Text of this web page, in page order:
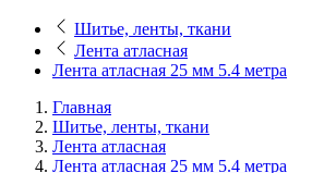
Шитье, ленты, ткани
Лента атласная
Лента атласная 25 мм 5.4 метра
Главная
Шитье, ленты, ткани
Лента атласная
Лента атласная 25 мм 5.4 метра